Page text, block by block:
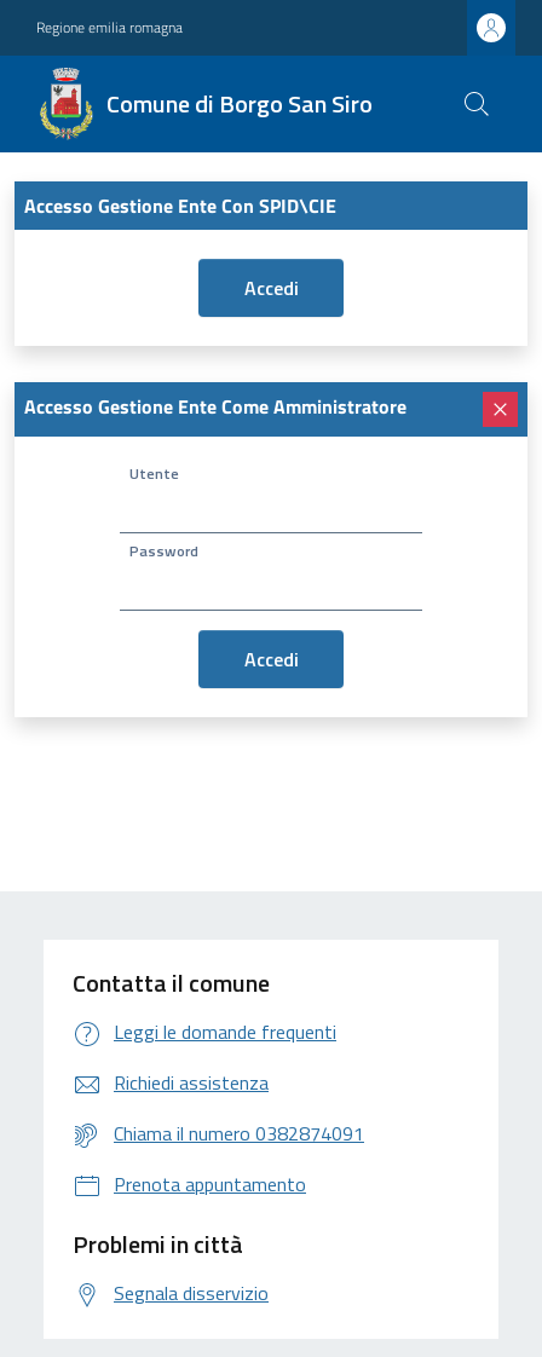
Regione emilia romagna
Comune di Borgo San Siro
Accesso Gestione Ente Con SPID\CIE
Accesso Gestione Ente Come Amministratore
Utente
Password
Contatta il comune
Leggi le domande frequenti
Richiedi assistenza
Chiama il numero 0382874091
Prenota appuntamento
Problemi in città
Segnala disservizio